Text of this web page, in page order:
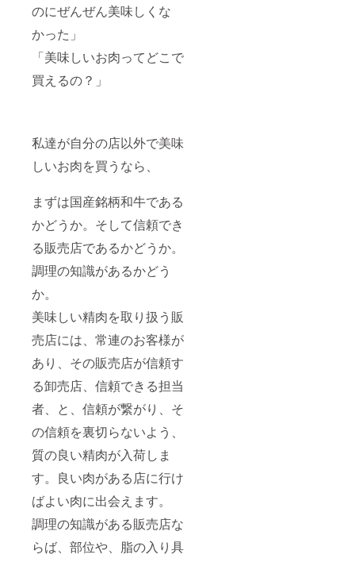
のにぜんぜん美味しくな
かった」
「美味しいお肉ってどこで
買えるの？」
私達が自分の店以外で美味
しいお肉を買うなら、
まずは国産銘柄和牛である
かどうか。そして信頼でき
る販売店であるかどうか。
調理の知識があるかどう
か。
美味しい精肉を取り扱う販
売店には、常連のお客様が
あり、その販売店が信頼す
る卸売店、信頼できる担当
者、と、信頼が繋がり、そ
の信頼を裏切らないよう、
質の良い精肉が入荷しま
す。良い肉がある店に行け
ばよい肉に出会えます。
調理の知識がある販売店な
らば、部位や、脂の入り具